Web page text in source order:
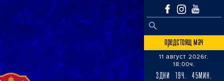
Search
SEARCH BUTTON
предстоящ мач
11 август 2026г.
18:00ч.
3ДНИ 19Ч. 45МИН.